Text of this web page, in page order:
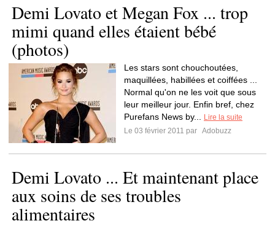
Demi Lovato et Megan Fox ... trop
mimi quand elles étaient bébé
(photos)
Les stars sont chouchoutées,
maquillées, habillées et coiffées ...
Normal qu'on ne les voit que sous
leur meilleur jour. Enfin bref, chez
Purefans News by...
Lire la suite
Le 03 février 2011 par Adobuzz
Demi Lovato ... Et maintenant place
aux soins de ses troubles
alimentaires